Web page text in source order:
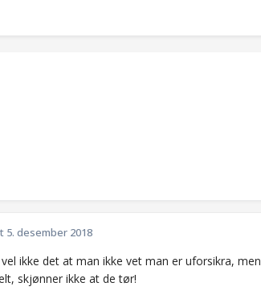
5. desember 2018
ikke det at man ikke vet man er uforsikra,
skjønner ikke at de tør!